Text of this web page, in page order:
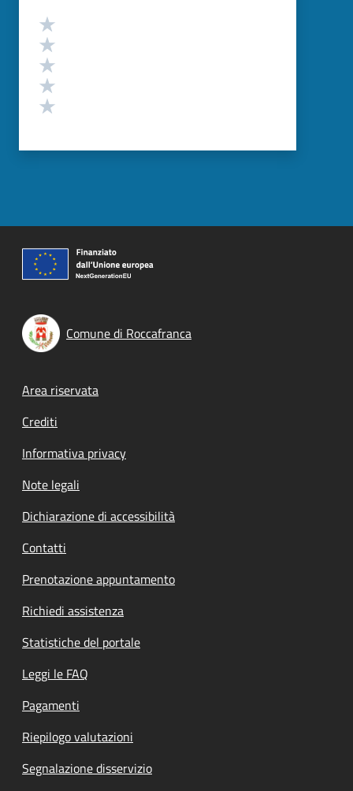
Valutazione
Comune di Roccafranca
Footer menu
Area riservata
Crediti
Informativa privacy
Note legali
Dichiarazione di accessibilità
Contatti
Prenotazione appuntamento
Richiedi assistenza
Statistiche del portale
Leggi le FAQ
Pagamenti
Riepilogo valutazioni
Segnalazione disservizio